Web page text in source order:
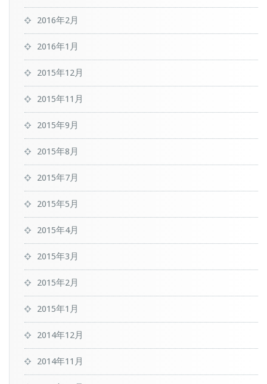
2016年2月
2016年1月
2015年12月
2015年11月
2015年9月
2015年8月
2015年7月
2015年5月
2015年4月
2015年3月
2015年2月
2015年1月
2014年12月
2014年11月